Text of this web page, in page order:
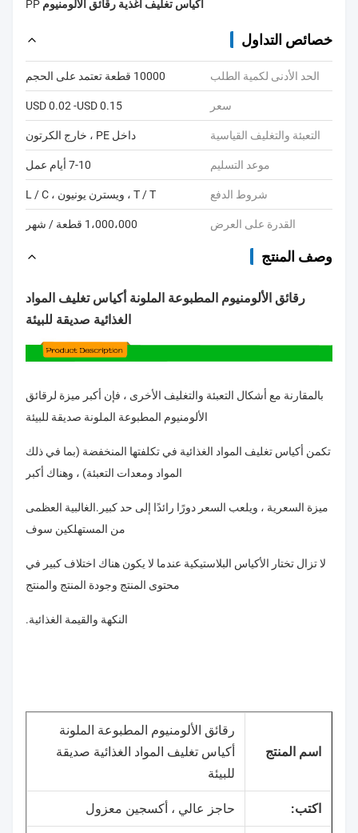
أكياس تغليف أغذية رقائق الألومنيوم PP
خصائص التداول
الحد الأدنى لكمية الطلب 10000 قطعة تعتمد على الحجم
سعر USD 0.02 -USD 0.15
التعبئة والتغليف القياسية داخل PE ، خارج الكرتون
موعد التسليم 7-10 أيام عمل
شروط الدفع T / T ، ويسترن يونيون ، L / C
القدرة على العرض 1،000،000 قطعة / شهر
وصف المنتج
رقائق الألومنيوم المطبوعة الملونة أكياس تغليف المواد
الغذائية صديقة للبيئة
بالمقارنة مع أشكال التعبئة والتغليف الأخرى ، فإن أكبر ميزة لرقائق
الألومنيوم المطبوعة الملونة صديقة للبيئة
تكمن أكياس تغليف المواد الغذائية في تكلفتها المنخفضة (بما في ذلك
المواد ومعدات التعبئة) ، وهناك أكبر
ميزة السعرية ، ويلعب السعر دورًا رائدًا إلى حد كبير.الغالبية العظمى
من المستهلكين سوف
لا تزال تختار الأكياس البلاستيكية عندما لا يكون هناك اختلاف كبير في
محتوى المنتج وجودة المنتج والمنتج
النكهة والقيمة الغذائية.
اسم المنتج
رقائق الألومنيوم المطبوعة الملونة
أكياس تغليف المواد الغذائية صديقة
للبيئة
اكتب: حاجز عالي ، أكسجين معزول